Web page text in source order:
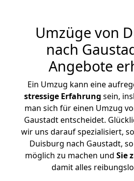
Umzüge von
nach
Angebote
Ein Umzug kann eine
stressige Erfahrung sein,
man sich für einen Umzug
Gaustadt entscheidet.
wir uns darauf spezialisiert,
Duisburg nach Gaustadt,
möglich zu machen und Sie
damit alles